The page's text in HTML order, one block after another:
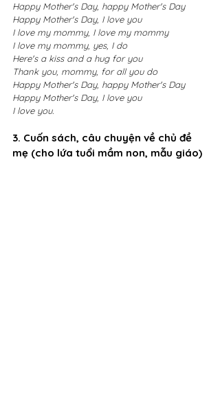
Happy Mother's Day, happy Mother's Day
Happy Mother's Day, I love you
I love my mommy, I love my mommy
I love my mommy, yes, I do
Here's a kiss and a hug for you
Thank you, mommy, for all you do
Happy Mother's Day, happy Mother's Day
Happy Mother's Day, I love you
I love you.
3. Cuốn sách, câu chuyện về chủ đề
mẹ (cho lứa tuổi mầm non, mẫu giáo)